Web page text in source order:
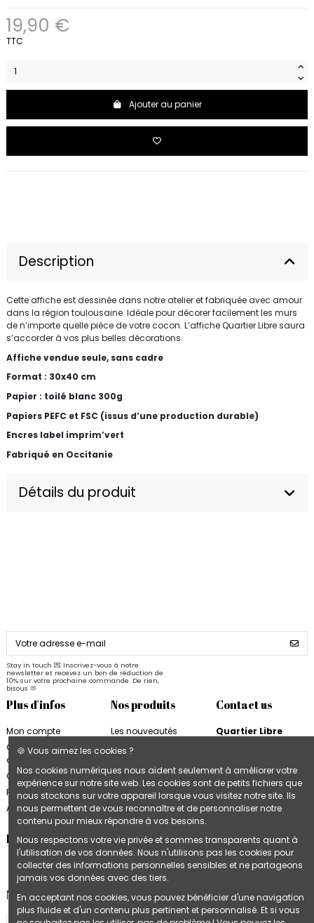
19,90 €
TTC
Ajouter au panier
Description
Cette affiche est dessinée dans notre atelier et fabriquée avec amour
dans la région toulousaine. Idéale pour décorer facilement les murs
de n’importe quelle pièce de votre cocon. L’affiche Quartier Libre saura
s’accorder à vos plus belles décorations.
Affiche vendue seule, sans cadre
Format : 30x40 cm
Papier : toilé blanc 300g
Papiers PEFC et FSC (issus d’une production durable)
Encres label imprim’vert
Fabriqué en Occitanie
Détails du produit
Stay in touch 💌 Inscrivez-vous à notre
newsletter et recevez un bon de réduction de
10% sur votre prochaine commande. De rien,
bisous 🫶
Plus d'infos
Mon compte
Conditions
d'utilisation
Contactez-nous
Plan du site
Accès B2B
Nos produits
Les nouveautés
Blocs & Plannings
Quartier Libre
Cartes & Affiches
Quartier Libre
Contact us
Quartier Libre
31000 Toulouse
France
+33 9 74 97 02 06
Follow us
Newsletter
🍪 Vous aimez les cookies ?
Nos cookies numériques nous aident seulement à améliorer votre
expérience sur notre site web. Les cookies sont de petits fichiers que
nous stockons sur votre appareil lorsque vous visitez notre site. Ils
nous permettent de vous reconnaître et de personnaliser notre
contenu pour mieux répondre à vos besoins.
Nous respectons votre vie privée et sommes transparents quant à
l'utilisation de vos données. Nous n'utilisons pas les cookies pour
collecter des informations personnelles sensibles et ne partageons
jamais vos données avec des tiers.
En acceptant nos cookies, vous pouvez bénéficier d'une navigation
plus fluide et d'un contenu plus pertinent et personnalisé. Et si vous